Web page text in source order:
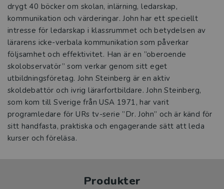
drygt 40 böcker om skolan, inlärning, ledarskap,
kommunikation och värderingar. John har ett speciellt
intresse för ledarskap i klassrummet och betydelsen av
lärarens icke-verbala kommunikation som påverkar
följsamhet och effektivitet. Han är en ”oberoende
skolobservatör” som verkar genom sitt eget
utbildningsföretag. John Steinberg är en aktiv
skoldebattör och ivrig lärarfortbildare. John Steinberg,
som kom till Sverige från USA 1971, har varit
programledare för URs tv-serie ”Dr. John” och är känd för
sitt handfasta, praktiska och engagerande sätt att leda
kurser och föreläsa.
Produkter